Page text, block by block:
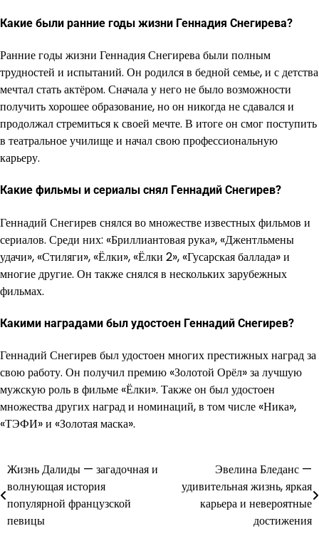
Какие были ранние годы жизни Геннадия Снегирева?
Ранние годы жизни Геннадия Снегирева были полным
трудностей и испытаний. Он родился в бедной семье, и с детства
мечтал стать актёром. Сначала у него не было возможности
получить хорошее образование, но он никогда не сдавался и
продолжал стремиться к своей мечте. В итоге он смог поступить
в театральное училище и начал свою профессиональную
карьеру.
Какие фильмы и сериалы снял Геннадий Снегирев?
Геннадий Снегирев снялся во множестве известных фильмов и
сериалов. Среди них: «Бриллиантовая рука», «Джентльмены
удачи», «Стиляги», «Ёлки», «Ёлки 2», «Гусарская баллада» и
многие другие. Он также снялся в нескольких зарубежных
фильмах.
Какими наградами был удостоен Геннадий Снегирев?
Геннадий Снегирев был удостоен многих престижных наград за
свою работу. Он получил премию «Золотой Орёл» за лучшую
мужскую роль в фильме «Ёлки». Также он был удостоен
множества других наград и номинаций, в том числе «Ника»,
«ТЭФИ» и «Золотая маска».
Навигация
по
записям
Жизнь Далиды — загадочная и
волнующая история
популярной французской
певицы
Эвелина Бледанс —
удивительная жизнь, яркая
карьера и невероятные
достижения